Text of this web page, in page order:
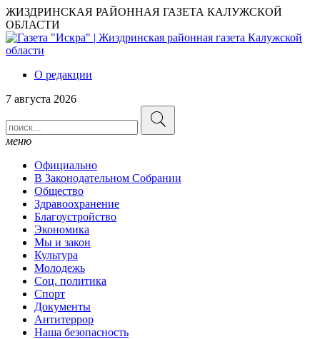
ЖИЗДРИНСКАЯ РАЙОННАЯ ГАЗЕТА КАЛУЖСКОЙ
ОБЛАСТИ
О редакции
7 августа 2026
меню
Официально
В Законодательном Собрании
Общество
Здравоохранение
Благоустройство
Экономика
Мы и закон
Культура
Молодежь
Соц. политика
Спорт
Документы
Антитеррор
Наша безопасность